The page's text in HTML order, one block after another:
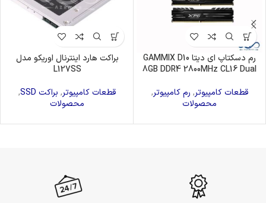
رم دسکتاپ ای دیتا GAMMIX D10
8GB DDR4 2800MHz CL16 Dual
قطعات کامپیوتر, رم کامپیوتر,
محصولات
براکت هارد اینترنال اوریکو مدل
L127SS
قطعات کامپیوتر, براکت SSD
,
محصولات